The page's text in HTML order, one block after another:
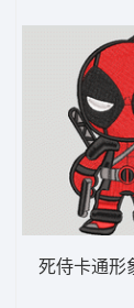
死侍卡通形